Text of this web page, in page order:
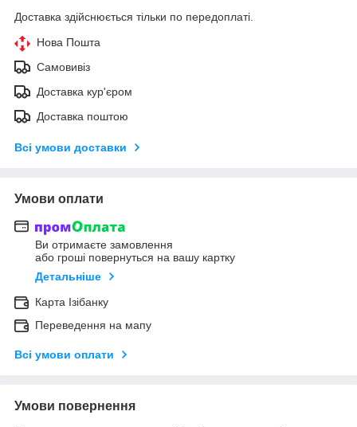
Доставка здійснюється тільки по передоплаті.
Нова Пошта
Самовивіз
Доставка кур'єром
Доставка поштою
Всі умови доставки
Умови оплати
Ви отримаєте замовлення
або гроші повернуться на вашу картку
Детальніше
Карта Ізібанку
Переведення на мапу
Всі умови оплати
Умови повернення